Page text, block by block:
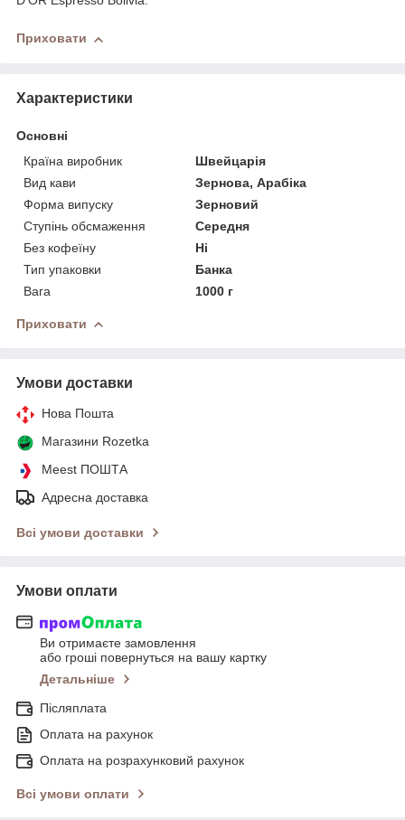
Приховати
Характеристики
Основні
Країна виробник
Швейцарія
Вид кави
Зернова, Арабіка
Форма випуску
Зерновий
Ступінь обсмаження
Середня
Без кофеїну
Ні
Тип упаковки
Банка
Вага
1000 г
Приховати
Умови доставки
Нова Пошта
Магазини Rozetka
Meest ПОШТА
Адресна доставка
Всі умови доставки
Умови оплати
Ви отримаєте замовлення
або гроші повернуться на вашу картку
Детальніше
Післяплата
Оплата на рахунок
Оплата на розрахунковий рахунок
Всі умови оплати